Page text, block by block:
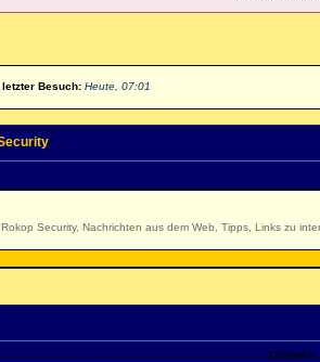
Besuch: Heute, 07:01
Security, Nachrichten aus dem Web, Tipps, Links zu
Themen